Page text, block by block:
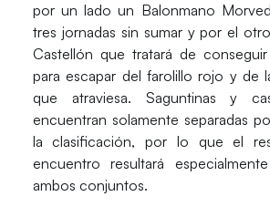
por un lado un Balonmano
tres jornadas sin sumar y por el
Castellón que tratará de
para escapar del farolillo rojo y de
que atraviesa. Saguntinas y
encuentran solamente separadas
la clasificación, por lo que el
encuentro resultará
ambos conjuntos.